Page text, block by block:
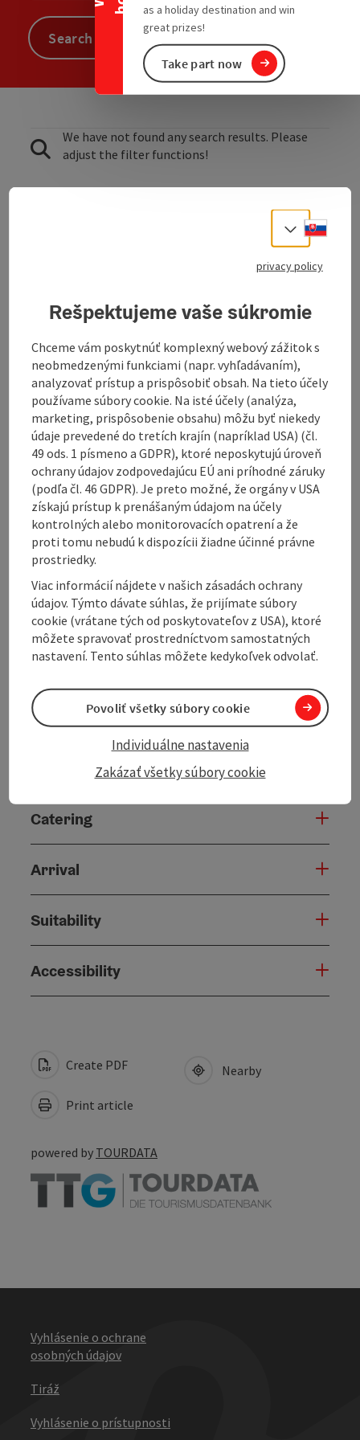
as a holiday destination and win
great prizes!
Take part now
repair facilities are available!
Enjoy the Mühlviertel in all its splendor or visit the
nearby city of Linz and its attractions! Swim, hike,
cycle in our relaxing, hilly countryside and close to the
border with the Czech Republic and Germany. Relax in
our spacious apartment and share your travel
experiences with your travel-loving and helpful hosts!
The accommodation
The apartment is suitable for max. 4 adults and 2
children! There is also a travel crib in the bedroom!
Garden furniture and parasol in front of the house
invite you to linger outdoors.
Access for guests
Parking for ...
Display complete description
Contact
Catering
Arrival
Suitability
Accessibility
Search
We have not found any search results. Please
adjust the filter functions!
Create PDF
Print article
Nearby
powered by TOURDATA
Vyhlásenie o ochrane
osobných údajov
Tiráž
Vyhlásenie o prístupnosti
Select
privacy policy
Rešpektujeme vaše súkromie
Chceme vám poskytnúť komplexný webový zážitok s
neobmedzenými funkciami (napr. vyhľadávaním),
analyzovať prístup a prispôsobiť obsah. Na tieto účely
používame súbory cookie. Na isté účely (analýza,
marketing, prispôsobenie obsahu) môžu byť niekedy
údaje prevedené do tretích krajín (napríklad USA) (čl.
49 ods. 1 písmeno a GDPR), ktoré neposkytujú úroveň
ochrany údajov zodpovedajúcu EÚ ani príhodné záruky
(podľa čl. 46 GDPR). Je preto možné, že orgány v USA
získajú prístup k prenášaným údajom na účely
kontrolných alebo monitorovacích opatrení a že
proti tomu nebudú k dispozícii žiadne účinné právne
prostriedky.
Viac informácií nájdete v našich zásadách ochrany
údajov. Týmto dávate súhlas, že prijímate súbory
cookie (vrátane tých od poskytovateľov z USA), ktoré
môžete spravovať prostredníctvom samostatných
nastavení. Tento súhlas môžete kedykoľvek odvolať.
Zakázať všetky súbory cookie
Individuálne nastavenia
Povoliť všetky súbory cookie